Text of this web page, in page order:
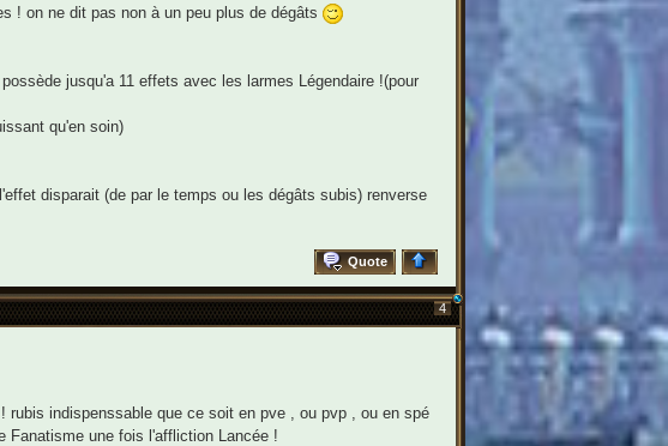
! on ne dit pas non à un peu plus de dégâts
jusqu'a 11 effets avec les larmes Légendaire !(pour
qu'en soin)
disparait (de par le temps ou les dégâts subis) renverse
Quote
4
indispenssable que ce soit en pve , ou pvp , ou en spé
Fanatisme une fois l'affliction Lancée !